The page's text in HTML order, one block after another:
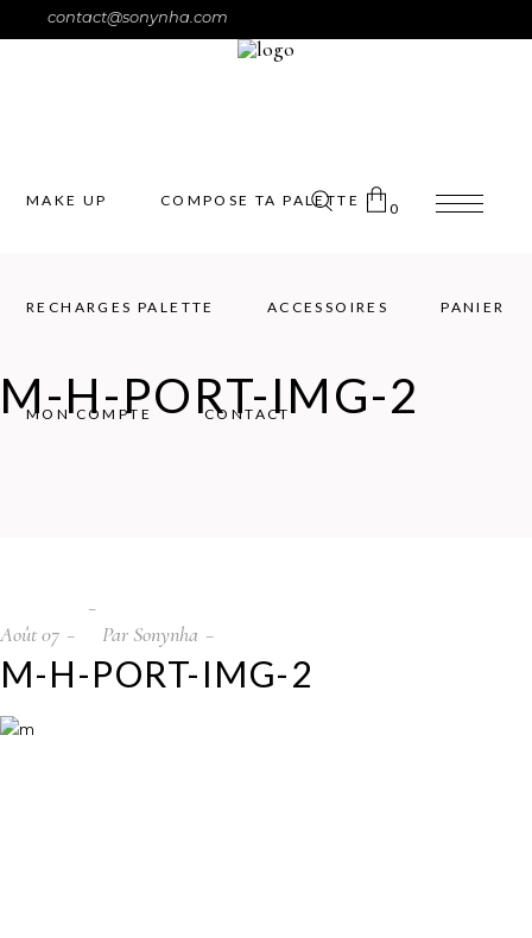
contact@sonynha.com
MAKE UP COMPOSE TA PALETTE
RECHARGES PALETTE ACCESSOIRES PANIER
MON COMPTE CONTACT
0
M-H-PORT-IMG-2
Août07 Par Sonynha
M-H-PORT-IMG-2